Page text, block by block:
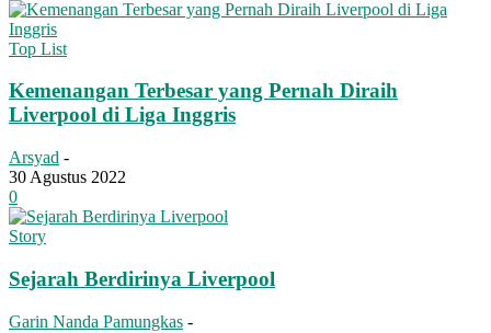
Top List
Kemenangan Terbesar yang Pernah Diraih
Liverpool di Liga Inggris
Arsyad -
30 Agustus 2022
0
Story
Sejarah Berdirinya Liverpool
Garin Nanda Pamungkas -